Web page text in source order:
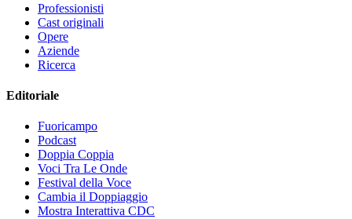
Professionisti
Cast originali
Opere
Aziende
Ricerca
Editoriale
Fuoricampo
Podcast
Doppia Coppia
Voci Tra Le Onde
Festival della Voce
Cambia il Doppiaggio
Mostra Interattiva CDC